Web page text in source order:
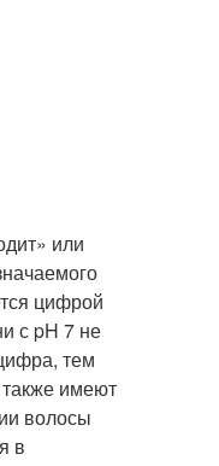
или
цифрой
с pH 7 не
тем
имеют
волосы
в